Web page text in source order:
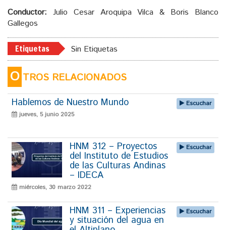
Conductor: Julio Cesar Aroquipa Vilca & Boris Blanco
Gallegos
Etiquetas Sin Etiquetas
O TROS RELACIONADOS
Hablemos de Nuestro Mundo
jueves, 5 junio 2025
Escuchar
HNM 312 – Proyectos
del Instituto de Estudios
de las Culturas Andinas
– IDECA
miércoles, 30 marzo 2022
Escuchar
HNM 311 – Experiencias
y situación del agua en
Escuchar